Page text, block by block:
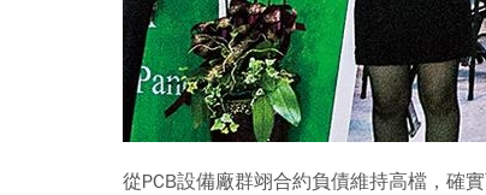
從PCB設備廠群翊合約負債維持高檔，確